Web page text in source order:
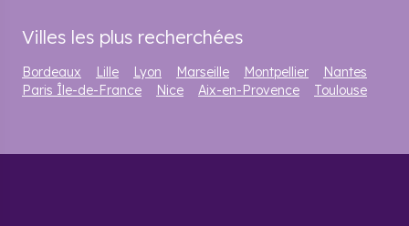
Villes les plus recherchées
Bordeaux Lille Lyon Marseille Montpellier
Nantes
Paris Île-de-France
Nice Aix-en-Provence Toulouse